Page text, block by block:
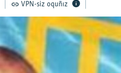
VPN-siz oquñız